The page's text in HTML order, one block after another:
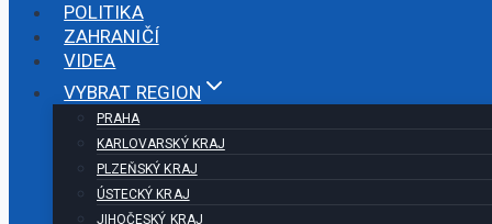
POLITIKA
ZAHRANIČÍ
VIDEA
VYBRAT REGION
PRAHA
KARLOVARSKÝ KRAJ
PLZEŇSKÝ KRAJ
ÚSTECKÝ KRAJ
JIHOČESKÝ KRAJ